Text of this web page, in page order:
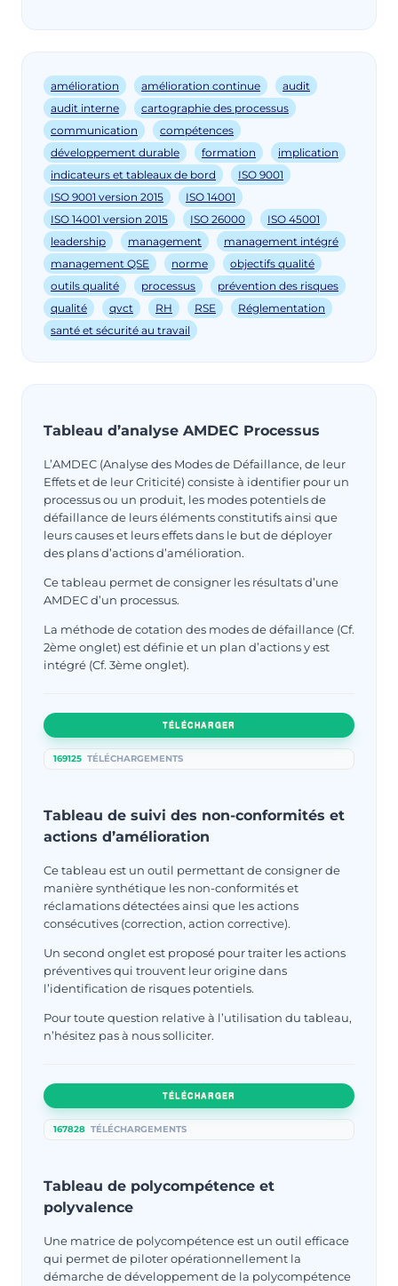
amélioration amélioration continue
audit
audit interne
cartographie des processus
communication
compétences
développement durable
formation
implication
indicateurs et tableaux de bord
ISO 9001
ISO 9001 version 2015
ISO 14001
ISO 14001 version 2015
ISO 26000
ISO 45001
leadership
management
management intégré
management QSE
norme
objectifs qualité
outils qualité
processus
prévention des risques
qualité
qvct RH RSE
Réglementation
santé et sécurité au travail
Tableau d’analyse AMDEC Processus
L’AMDEC (Analyse des Modes de Défaillance, de leur
Effets et de leur Criticité) consiste à identifier pour un
processus ou un produit, les modes potentiels de
défaillance de leurs éléments constitutifs ainsi que
leurs causes et leurs effets dans le but de déployer
des plans d’actions d’amélioration.
Ce tableau permet de consigner les résultats d’une
AMDEC d’un processus.
La méthode de cotation des modes de défaillance (Cf.
2ème onglet) est définie et un plan d’actions y est
intégré (Cf. 3ème onglet).
TÉLÉCHARGER
169125 TÉLÉCHARGEMENTS
Tableau de suivi des non-conformités et
actions d’amélioration
Ce tableau est un outil permettant de consigner de
manière synthétique les non-conformités et
réclamations détectées ainsi que les actions
consécutives (correction, action corrective).
Un second onglet est proposé pour traiter les actions
préventives qui trouvent leur origine dans
l’identification de risques potentiels.
Pour toute question relative à l’utilisation du tableau,
n’hésitez pas à nous solliciter.
TÉLÉCHARGER
167828 TÉLÉCHARGEMENTS
Tableau de polycompétence et
polyvalence
Une matrice de polycompétence est un outil efficace
qui permet de piloter opérationnellement la
démarche de développement de la polycompétence